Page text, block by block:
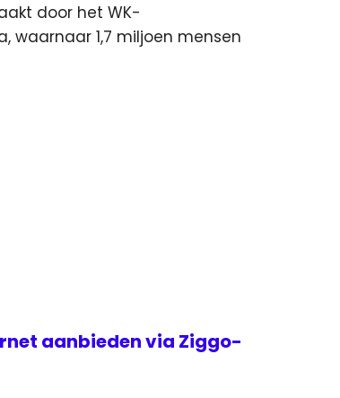
door het WK-
waarnaar 1,7 miljoen mensen
aanbieden via Ziggo-